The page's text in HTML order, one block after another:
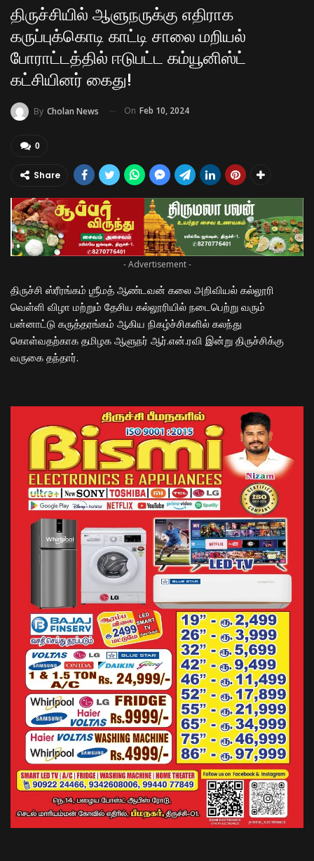
திருச்சியில் ஆளுநருக்கு எதிராக
கருப்புக்கொடி காட்டி சாலை மறியல்
போராட்டத்தில் ஈடுபட்ட கம்யூனிஸ்ட்
கட்சியினர் கைது!
By Cholan News On Feb 10, 2024
0
Share
- Advertisement -
திருச்சி ஸ்ரீரங்கம் ஶ்ரீமத் ஆண்டவன் கலை அறிவியல் கல்லூரி
வெள்ளி விழா மற்றும் தேசிய கல்லூரியில் நடைபெற்று வரும்
பன்னாட்டு கருத்தரங்கம் ஆகிய நிகழ்ச்சிகளில் கலந்து
கொள்வதற்காக தமிழக ஆளுநர் ஆர்.என்.ரவி இன்று திருச்சிக்கு
வருகை தந்தார்.